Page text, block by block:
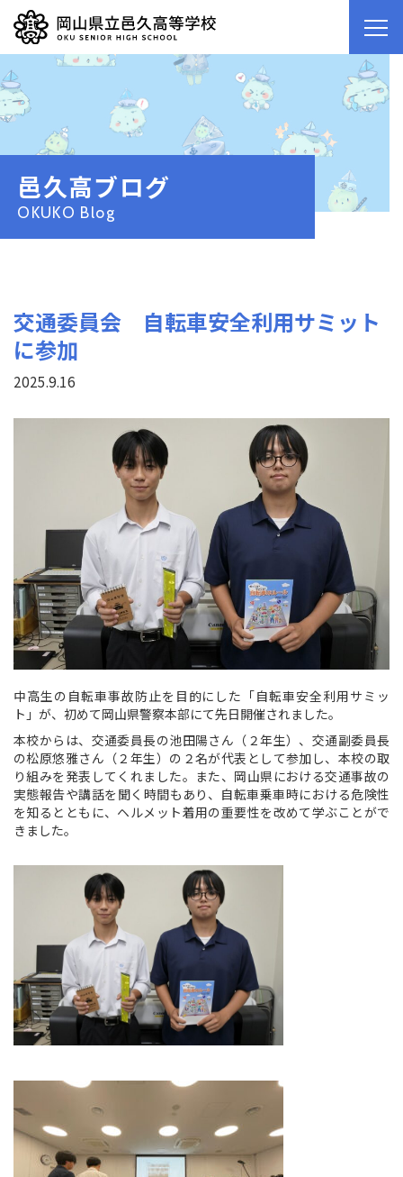
邑久高ブログ
OKUKO Blog
交通委員会 自転車安全利用サミット
に参加
2025.9.16
中高生の自転車事故防止を目的にした「自転車安全利用サミッ
ト」が、初めて岡山県警察本部にて先日開催されました。
本校からは、交通委員長の池田陽さん（２年生）、交通副委員長
の松原悠雅さん（２年生）の２名が代表として参加し、本校の取
り組みを発表してくれました。また、岡山県における交通事故の
実態報告や講話を聞く時間もあり、自転車乗車時における危険性
を知るとともに、ヘルメット着用の重要性を改めて学ぶことがで
きました。